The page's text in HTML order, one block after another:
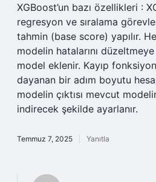
XGBoost’un bazı özellikleri :
regresyon ve sıralama
tahmin (base score) yapılır.
modelin hatalarını
model eklenir. Kayıp
dayanan bir adım boyutu
modelin çıktısı mevcut
indirecek şekilde ayarlanır.
Temmuz 7, 2025 Yanıtla